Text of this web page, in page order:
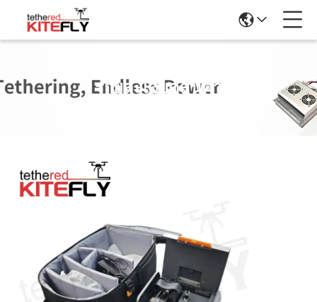
รายละเอียดสินค้า